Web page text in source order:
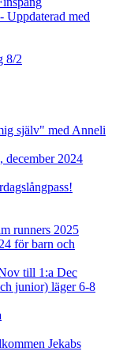
Uppdaterad med
8/2
själv" med Anneli
december 2024
runners 2025
för barn och
till 1:a Dec
junior) läger 6-8
Jekabs